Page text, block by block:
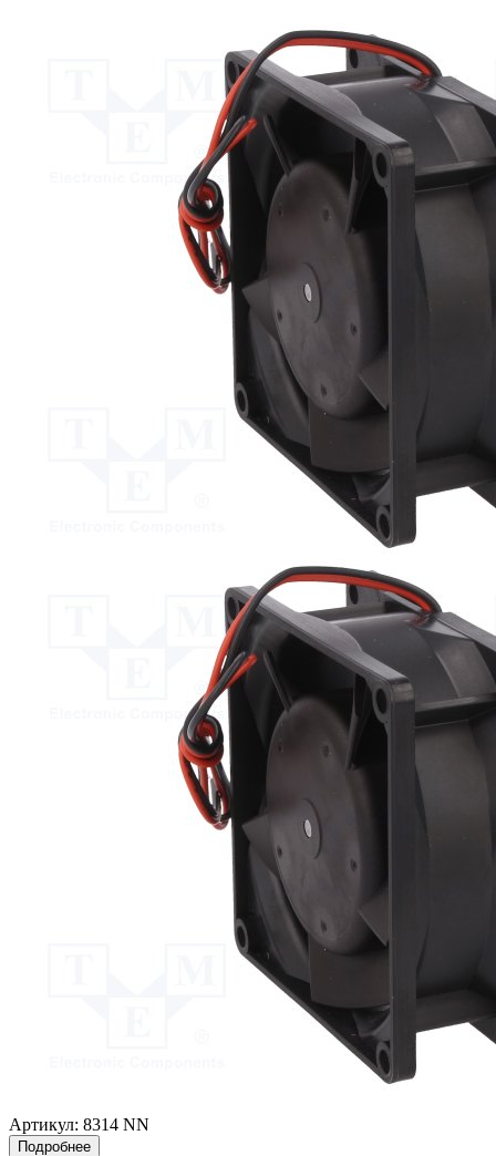
Артикул: 8314 NN
Подробнее